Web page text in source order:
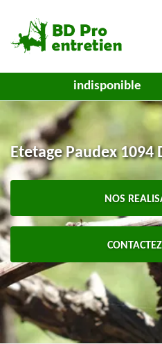
indisponible
Etetage Paudex 1094
NOS